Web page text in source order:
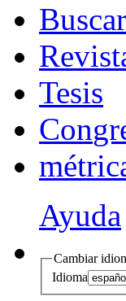
Buscar
R
Tesis
Con
m
Ayuda
Cambiar
Idioma